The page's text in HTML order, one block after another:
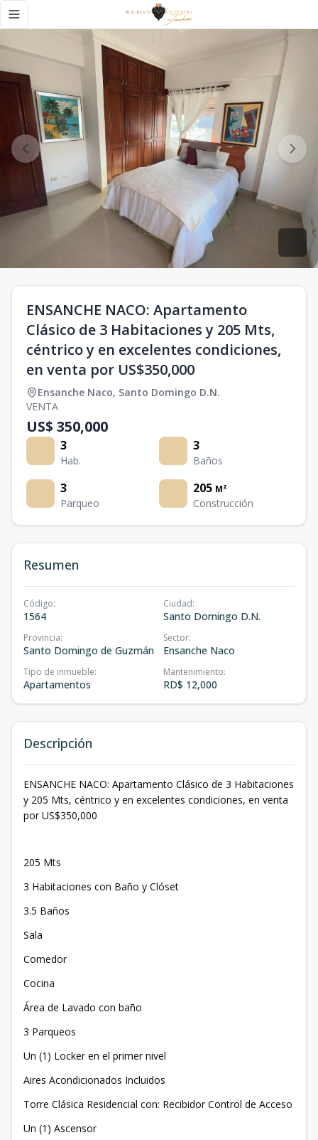
Toggle navigation menu
ENSANCHE NACO: Apartamento
Clásico de 3 Habitaciones y 205 Mts,
céntrico y en excelentes condiciones,
en venta por US$350,000
Ensanche Naco, Santo Domingo D.N.
VENTA
US$ 350,000
3
Hab.
3
Baños
3
Parqueo
205 M²
Construcción
Resumen
Código:
1564
Ciudad:
Santo Domingo D.N.
Provincia:
Santo Domingo de Guzmán
Sector:
Ensanche Naco
Tipo de inmueble:
Apartamentos
Mantenimiento:
RD$ 12,000
Descripción
ENSANCHE NACO: Apartamento Clásico de 3 Habitaciones
y 205 Mts, céntrico y en excelentes condiciones, en venta
por US$350,000
205 Mts
3 Habitaciones con Baño y Clóset
3.5 Baños
Sala
Comedor
Cocina
Área de Lavado con baño
3 Parqueos
Un (1) Locker en el primer nivel
Aires Acondicionados Incluidos
Torre Clásica Residencial con: Recibidor Control de Acceso
Un (1) Ascensor
ENSANCHE NACO: Apartamento Clásico de 3